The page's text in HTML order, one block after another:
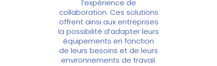
l’expérience de
collaboration. Ces solutions
offrent ainsi aux entreprises
la possibilité d’adapter leurs
équipements en fonction
de leurs besoins et de leurs
environnements de travail.